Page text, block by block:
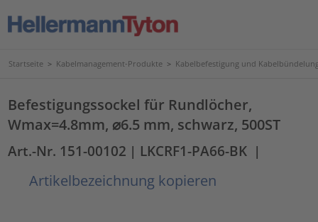
Startseite > Kabelmanagement-Produkte > Kabelbefestigung und
Befestigungssockel für Rundlöcher,
Wmax=4.8mm, ⌀6.5 mm, schwarz, 500ST
Art.-Nr. 151-00102 | LKCRF1-PA66-BK |
Artikelbezeichnung kopieren